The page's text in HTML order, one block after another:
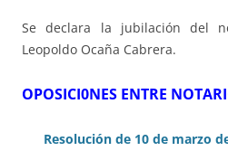
Se declara la jubilación del
Leopoldo Ocaña Cabrera.
OPOSICI0NES ENTRE
Resolución de 10 de marzo